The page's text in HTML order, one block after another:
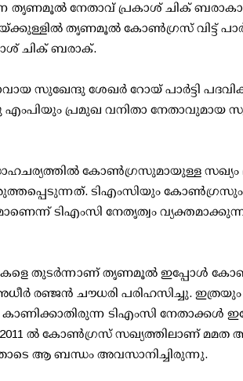
തൃണമൂല്‍ നേതാവ് പ്രകാശ് ചിക്
തൃണമൂല്‍ കോണ്‍ഗ്രസ് വിട്ട്
ചിക് ബരാക്.
സുഖേന്ദു ശേഖര്‍ റോയ് പാര്‍ട്ടി
എംപിയും പ്രമുഖ വനിതാ നേതാവുമായ
കോണ്‍ഗ്രസുമായുള്ള സഖ്യം
ടിഎംസിയും
ടിഎംസി നേതൃത്വം
തുടര്‍ന്നാണ് തൃണമൂല്‍ ഇപ്പോള്‍
രഞ്ജന്‍ ചൗധരി പരിഹസിച്ചു. ഇത്രയും
ടിഎംസി നേതാക്കള്‍
ല്‍ കോണ്‍ഗ്രസ് സഖ്യത്തിലാണ് മമത
ആ ബന്ധം അവസാനിച്ചിരുന്നു.